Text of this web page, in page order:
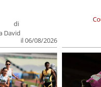
di
David
il 06/08/2026